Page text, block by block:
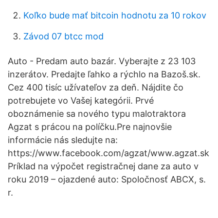
Koľko bude mať bitcoin hodnotu za 10 rokov
Závod 07 btcc mod
Auto - Predam auto bazár. Vyberajte z 23 103
inzerátov. Predajte ľahko a rýchlo na Bazoš.sk.
Cez 400 tisíc užívateľov za deň. Nájdite čo
potrebujete vo Vašej kategórii. Prvé
oboznámenie sa nového typu malotraktora
Agzat s prácou na políčku.Pre najnovšie
informácie nás sledujte na:
https://www.facebook.com/agzat/www.agzat.sk
Príklad na výpočet registračnej dane za auto v
roku 2019 – ojazdené auto: Spoločnosť ABCX, s.
r.